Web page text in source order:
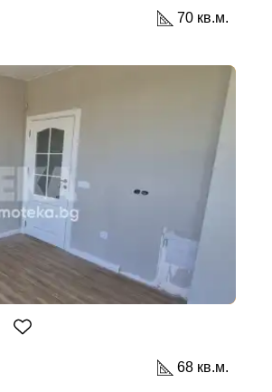
70 кв.м.
68 кв.м.